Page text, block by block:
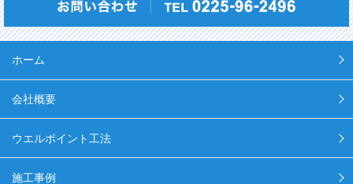
ホーム
会社概要
ウエルポイント工法
施工事例